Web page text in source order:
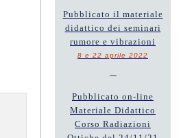
Pubblicato il materiale
didattico dei seminari
rumore e vibrazioni
8 e 22 aprile 2022
~
Pubblicato on-line
Materiale Didattico
Corso Radiazioni